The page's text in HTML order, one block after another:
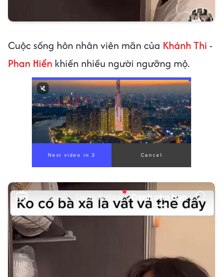
Cuộc sống hôn nhân viên mãn của Khánh Thi -
Phan Hiển khiến nhiều người ngưỡng mộ.